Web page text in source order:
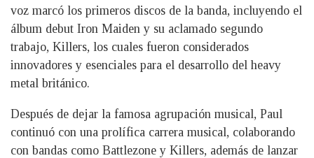
voz marcó los primeros discos de la banda, incluyendo el
álbum debut Iron Maiden y su aclamado segundo
trabajo, Killers, los cuales fueron considerados
innovadores y esenciales para el desarrollo del heavy
metal británico.
Después de dejar la famosa agrupación musical, Paul
continuó con una prolífica carrera musical, colaborando
con bandas como Battlezone y Killers, además de lanzar